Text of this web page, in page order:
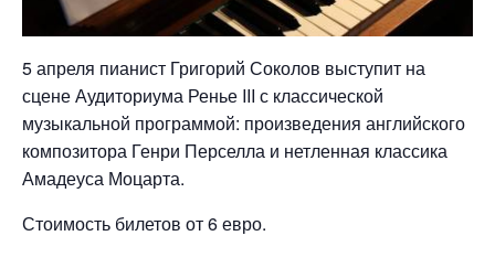
5 апреля пианист Григорий Соколов выступит на
сцене Аудиториума Ренье III с классической
музыкальной программой: произведения английского
композитора Генри Перселла и нетленная классика
Амадеуса Моцарта.
Стоимость билетов от 6 евро.